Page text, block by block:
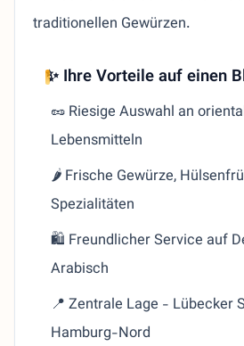
traditionellen Gewürzen.
✨ Ihre Vorteile auf einen
🥜 Riesige Auswahl an
Lebensmitteln
🌶️ Frische Gewürze,
Spezialitäten
🛍️ Freundlicher Service auf
Arabisch
📍 Zentrale Lage - Lübecker
Hamburg-Nord